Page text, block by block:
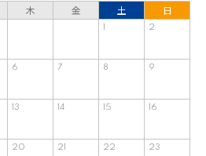
木 金 土 日
1 2
6 7 8 9
13 14 15 16
20 21 22 23